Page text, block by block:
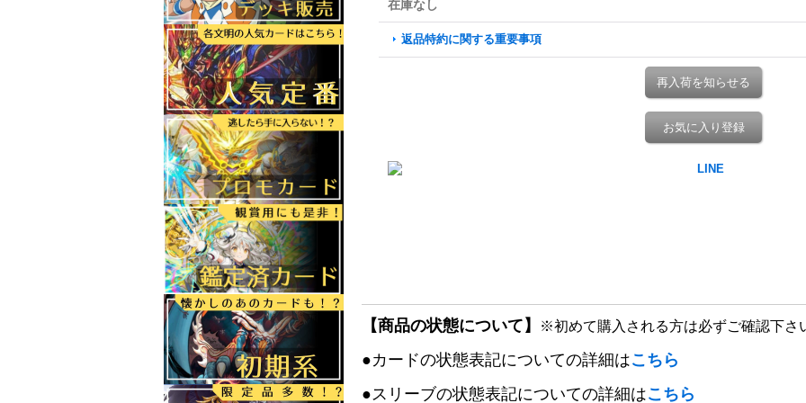
在庫なし
返品特約に関する重要事項
再入荷を知らせる
お気に入り登録
【商品の状態について】 ※初めて購入される方は必ずご確認下さ
●カードの状態表記についての詳細はこちら
●スリーブの状態表記についての詳細はこちら